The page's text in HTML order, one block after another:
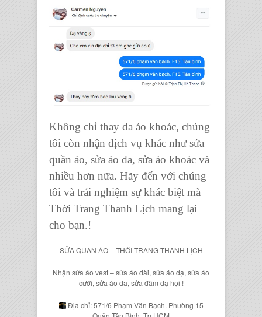
Không chỉ thay da áo khoác, chúng
tôi còn nhận dịch vụ khác như sửa
quần áo, sửa áo da, sửa áo khoác và
nhiều hơn nữa. Hãy đến với chúng
tôi và trải nghiệm sự khác biệt mà
Thời Trang Thanh Lịch mang lại
cho bạn.!
SỬA QUẦN ÁO – THỜI TRANG THANH LỊCH
Nhận sửa áo vest – sửa áo dài, sửa áo dạ, sửa áo
cưới, sửa áo da, sửa đầm dạ hội !
Địa chỉ: 571/6 Phạm Văn Bạch. Phường 15